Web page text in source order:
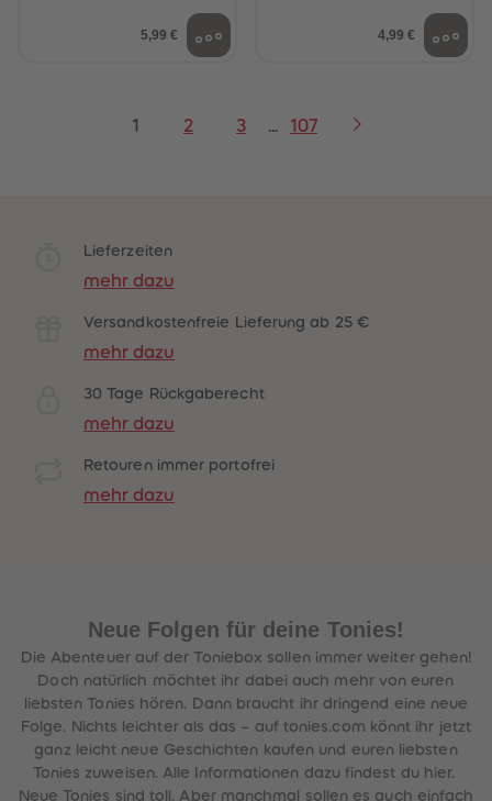
5,99 € 4,99 €
1 2 3 107
Lieferzeiten
mehr dazu
Versandkostenfreie Lieferung ab 25 €
mehr dazu
30 Tage Rückgaberecht
mehr dazu
Retouren immer portofrei
mehr dazu
Neue Folgen für deine Tonies!
Die Abenteuer auf der Toniebox sollen immer weiter gehen!
Doch natürlich möchtet ihr dabei auch mehr von euren
liebsten Tonies hören. Dann braucht ihr dringend eine neue
Folge. Nichts leichter als das – auf tonies.com könnt ihr jetzt
ganz leicht neue Geschichten kaufen und euren liebsten
Tonies zuweisen. Alle Informationen dazu findest du hier.
Neue Tonies sind toll. Aber manchmal sollen es auch einfach